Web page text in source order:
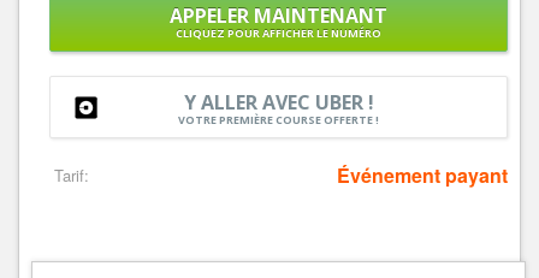
APPELER MAINTENANT
CLIQUEZ POUR AFFICHER LE NUMÉRO
Y ALLER AVEC UBER !
VOTRE PREMIÈRE COURSE OFFERTE !
Tarif: Événement payant